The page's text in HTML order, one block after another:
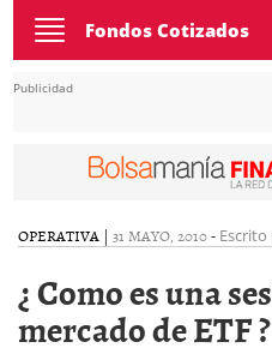
Toggle
navigation
Fondos Cotizados
Publicidad
OPERATIVA | 31 MAYO, 2010-
¿ Como es una
mercado de ETF ?